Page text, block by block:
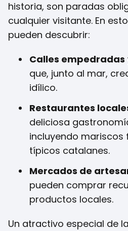
historia, son paradas
cualquier visitante. En
pueden descubrir:
Calles empedradas
que, junto al mar,
idílico.
Restaurantes
deliciosa
incluyendo mariscos
típicos catalanes.
Mercados de
pueden comprar
productos locales.
Un atractivo especial de